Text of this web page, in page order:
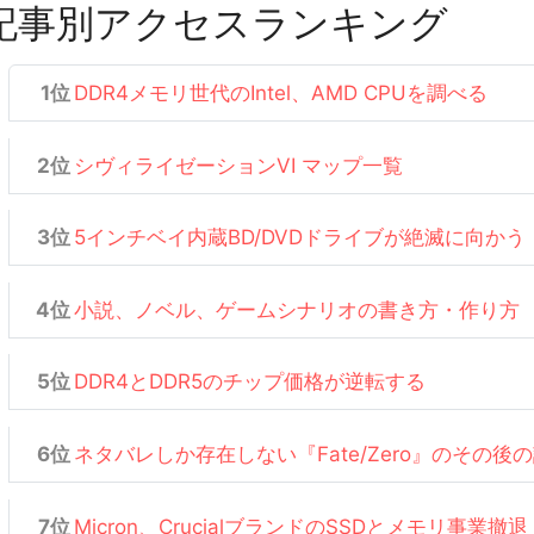
事別アクセスランキング
DDR4メモリ世代のIntel、AMD CPUを調べる
シヴィライゼーションVI マップ一覧
5インチベイ内蔵BD/DVDドライブが絶滅に向かう
小説、ノベル、ゲームシナリオの書き方・作り方
DDR4とDDR5のチップ価格が逆転する
ネタバレしか存在しない『Fate/Zero』のその後
Micron、CrucialブランドのSSDとメモリ事業撤退